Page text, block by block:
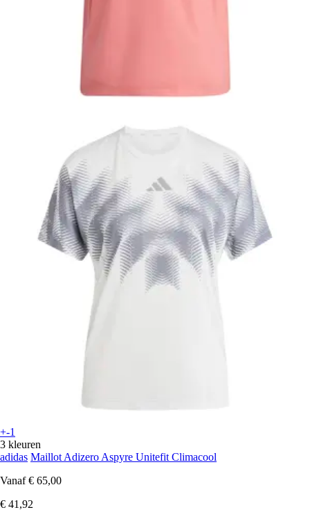
+-1
3 kleuren
adidas Maillot Adizero Aspyre Unitefit Climacool
Vanaf € 65,00
€ 41,92